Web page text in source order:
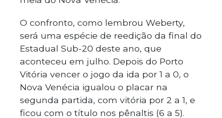
O confronto, como lembrou Weberty,
será uma espécie de reedição da final do
Estadual Sub-20 deste ano, que
aconteceu em julho. Depois do Porto
Vitória vencer o jogo da ida por 1 a 0, o
Nova Venécia igualou o placar na
segunda partida, com vitória por 2 a 1, e
ficou com o título nos pênaltis (6 a 5).